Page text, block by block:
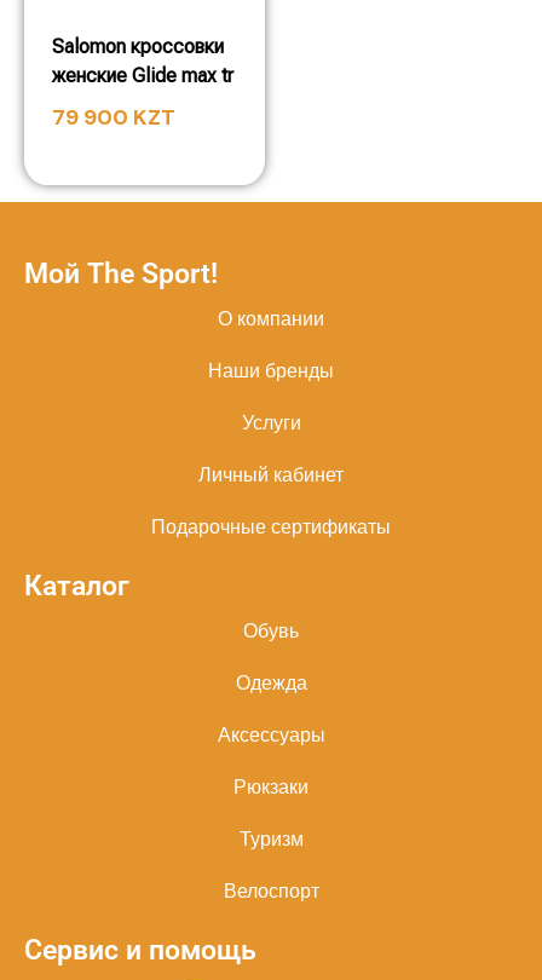
Salomon кроссовки
женские Glide max tr
79 900 KZT
Мой The Sport!
О компании
Наши бренды
Услуги
Личный кабинет
Подарочные сертификаты
Каталог
Обувь
Одежда
Аксессуары
Рюкзаки
Туризм
Велоспорт
Сервис и помощь